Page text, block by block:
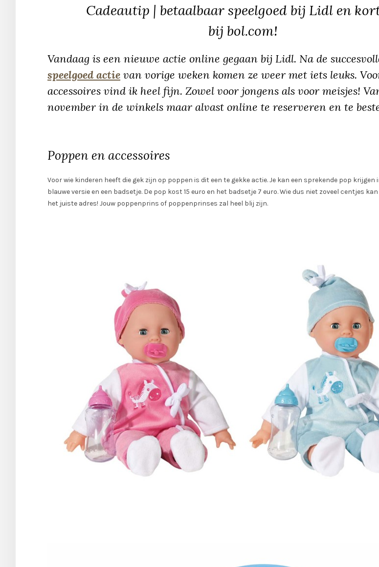
Cadeautip | betaalbaar speelgoed bij Lidl en
bij bol.com!
Vandaag is een nieuwe actie online gegaan bij Lidl. Na de
speelgoed actie van vorige weken komen ze weer met iets leuks.
accessoires vind ik heel fijn. Zowel voor jongens als voor meisjes!
november in de winkels maar alvast online te reserveren en te
Poppen en accessoires
Voor wie kinderen heeft die gek zijn op poppen is dit een te gekke actie. Je kan een sprekende pop krijgen
blauwe versie en een badsetje. De pop kost 15 euro en het badsetje 7 euro. Wie dus niet zoveel centjes
het juiste adres! Jouw poppenprins of poppenprinses zal heel blij zijn.